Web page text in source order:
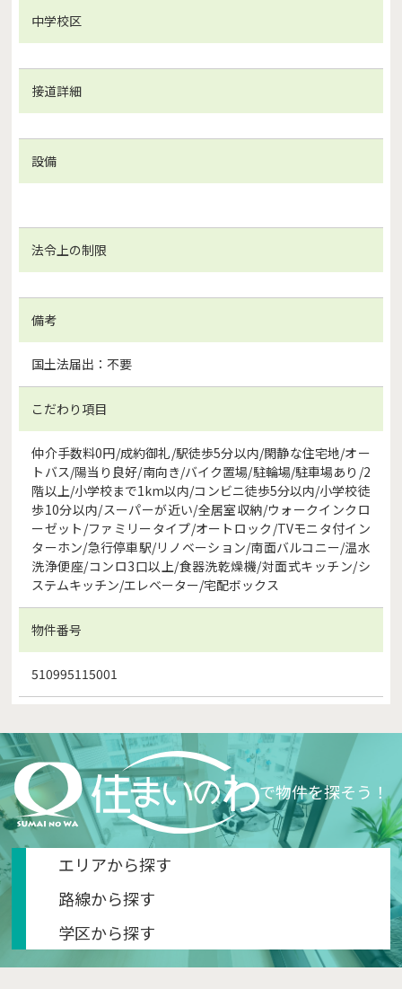
中学校区
接道詳細
設備
法令上の制限
備考
国土法届出：不要
こだわり項目
仲介手数料0円/成約御礼/駅徒歩5分以内/閑静な住宅地/オー
トバス/陽当り良好/南向き/バイク置場/駐輪場/駐車場あり/2
階以上/小学校まで1km以内/コンビニ徒歩5分以内/小学校徒
歩10分以内/スーパーが近い/全居室収納/ウォークインクロ
ーゼット/ファミリータイプ/オートロック/TVモニタ付イン
ターホン/急行停車駅/リノベーション/南面バルコニー/温水
洗浄便座/コンロ3口以上/食器洗乾燥機/対面式キッチン/シ
ステムキッチン/エレベーター/宅配ボックス
物件番号
510995115001
で物件を探そう！
エリアから探す
路線から探す
学区から探す